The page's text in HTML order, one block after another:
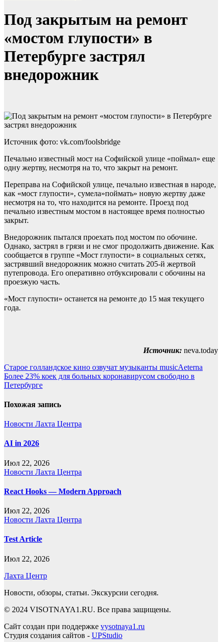
Под закрытым на ремонт
«мостом глупости» в
Петербурге застрял
внедорожник
Источник фото: vk.com/foolsbridge
Печально известный мост на Софийской улице «поймал» еще
одну жертву, несмотря на то, что закрыт на ремонт.
Переправа на Софийской улице, печально известная в народе,
как «мост глупости», сумела»поймать» новую жертву даже
несмотря на то, что находится на ремонте. Проезд под
печально известным мостом в настоящее время полностью
закрыт.
Внедорожник пытался проехать под мостом по обочине.
Однако, застрял в грязи и не смог продолжить движение. Как
сообщается в группе «Мост глупости» в социальных сетях,
застрявший внедорожник можно считать 205-й жертвой
путепровода. Его оперативно отбуксировали с обочины на
проезжую часть.
«Мост глупости» останется на ремонте до 15 мая текущего
года.
Источник: neva.today
Навигация
по
Старое голландское кино озвучат музыканты musicAeterna
Более 23% коек для больных коронавирусом свободно в
Петербурге
Похожая запись
Новости Лахта Центра
AI in 2026
Июл 22, 2026
Новости Лахта Центра
React Hooks — Modern Approach
Июл 22, 2026
Новости Лахта Центра
Test Article
Июл 22, 2026
Лахта Центр
Новости, обзоры, статьи. Экскурсии сегодня.
© 2024 VISOTNAYA1.RU. Все права защищены.
Сайт создан при поддержке vysotnaya1.ru
Студия создания сайтов - UPStudio